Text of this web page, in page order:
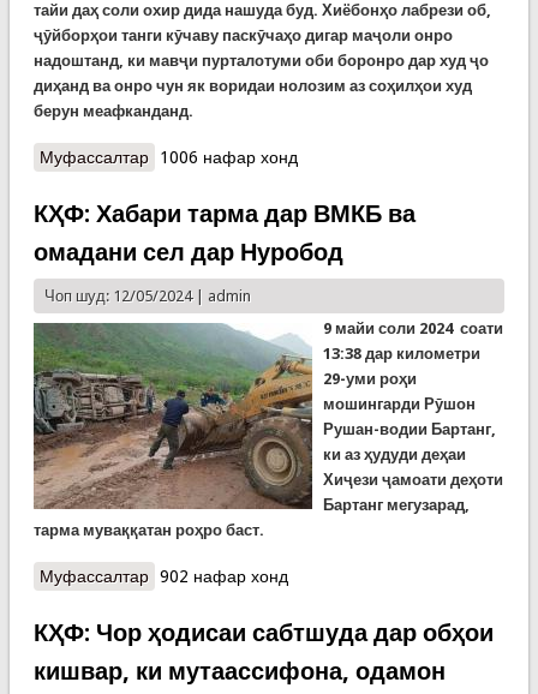
тайи даҳ соли охир дида нашуда буд. Хиёбонҳо лабрези об,
ҷӯйборҳои танги кӯчаву паскӯчаҳо дигар маҷоли онро
надоштанд, ки мавҷи пурталотуми оби боронро дар худ ҷо
диҳанд ва онро чун як воридаи нолозим аз соҳилҳои худ
берун меафканданд.
Муфассалтаро Душанбе дар рӯзҳои боронӣ (ВИДЕО)
1006 нафар хонд
КҲФ: Хабари тарма дар ВМКБ ва
омадани сел дар Нуробод
Чоп шуд: 12/05/2024 | admin
9 майи соли 2024 соати
13:38 дар километри
29-уми роҳи
мошингарди Рӯшон
Рушан-водии Бартанг,
ки аз ҳудуди деҳаи
Хиҷези ҷамоати деҳоти
Бартанг мегузарад,
тарма муваққатан роҳро баст.
Муфассалтаро КҲФ: Хабари тарма дар ВМКБ ва омадани сел
902 нафар хонд
КҲФ: Чор ҳодисаи сабтшуда дар обҳои
кишвар, ки мутаассифона, одамон